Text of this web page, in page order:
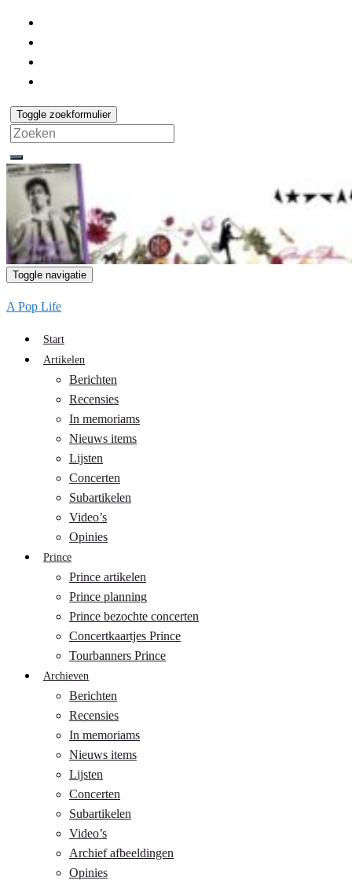
Toggle zoekformulier
Search
for:
Toggle navigatie
A Pop Life
Start
Artikelen
Berichten
Recensies
In memoriams
Nieuws items
Lijsten
Concerten
Subartikelen
Video’s
Opinies
Prince
Prince artikelen
Prince planning
Prince bezochte concerten
Concertkaartjes Prince
Tourbanners Prince
Archieven
Berichten
Recensies
In memoriams
Nieuws items
Lijsten
Concerten
Subartikelen
Video’s
Archief afbeeldingen
Opinies